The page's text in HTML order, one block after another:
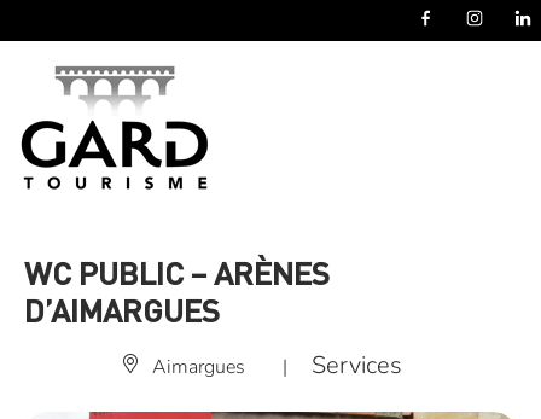
WC PUBLIC – ARÈNES
D’AIMARGUES
Aimargues | Services